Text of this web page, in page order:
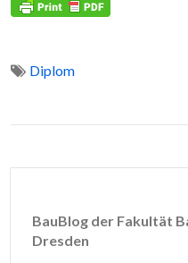
Diplom
BauBlog der Fakultät
Dresden